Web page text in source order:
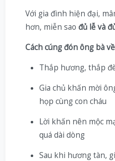
Với gia đình hiện đại,
hơn, miễn sao đủ lễ và
Cách cúng đón ông bà
Thắp hương, thắp
Gia chủ khấn mời
họp cùng con cháu
Lời khấn nên mộc
quá dài dòng
Sau khi hương tàn,